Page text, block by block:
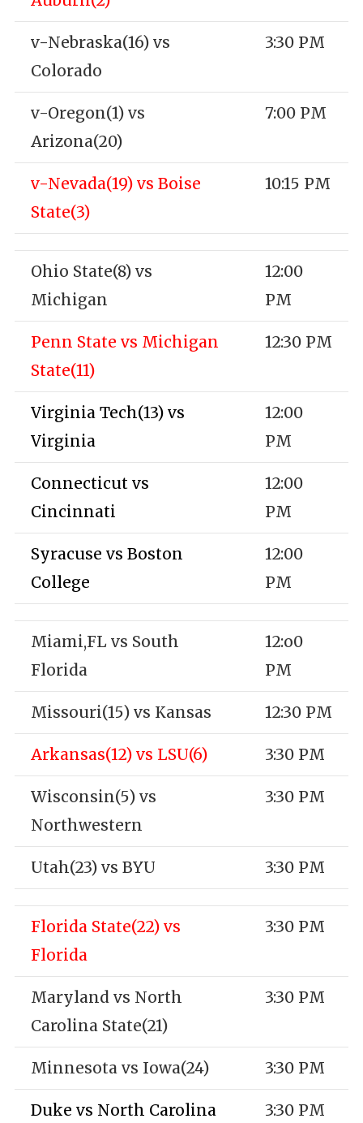
v-Nebraska(16) vs
Colorado
3:30 PM
v-Oregon(1) vs
Arizona(20)
7:00 PM
v-Nevada(19) vs Boise
State(3)
10:15 PM
Ohio State(8) vs
Michigan
12:00
PM
Penn State vs Michigan
State(11)
12:30 PM
Virginia Tech(13) vs
Virginia
12:00
PM
Connecticut vs
Cincinnati
12:00
PM
Syracuse vs Boston
College
12:00
PM
Miami,FL vs South
Florida
12:o0
PM
Missouri(15) vs Kansas 12:30 PM
Arkansas(12) vs LSU(6) 3:30 PM
Wisconsin(5) vs
Northwestern
3:30 PM
Utah(23) vs BYU 3:30 PM
Florida State(22) vs
Florida
3:30 PM
Maryland vs North
Carolina State(21)
3:30 PM
Minnesota vs Iowa(24) 3:30 PM
Duke vs North Carolina 3:30 PM